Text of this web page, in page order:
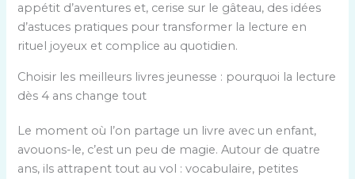
appétit d’aventures et, cerise sur le gâteau, des idées
d’astuces pratiques pour transformer la lecture en
rituel joyeux et complice au quotidien.
Choisir les meilleurs livres jeunesse : pourquoi la lecture
dès 4 ans change tout
Le moment où l’on partage un livre avec un enfant,
avouons-le, c’est un peu de magie. Autour de quatre
ans, ils attrapent tout au vol : vocabulaire, petites